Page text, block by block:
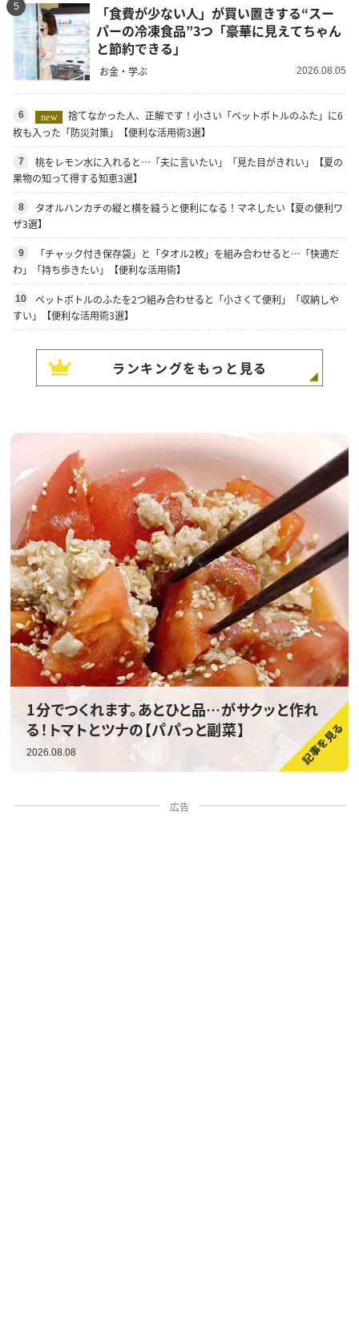
5
「食費が少ない人」が買い置きする“スー
パーの冷凍食品”3つ「豪華に見えてちゃん
と節約できる」
お金・学ぶ 2026.08.05
6 new
捨てなかった人、正解です！小さい「ペットボトルのふた」に6
枚も入った「防災対策」【便利な活用術3選】
7
桃をレモン水に入れると…「夫に言いたい」「見た目がきれい」【夏の
果物の知って得する知恵3選】
8
タオルハンカチの縦と横を縫うと便利になる！マネしたい【夏の便利ワ
ザ3選】
9
「チャック付き保存袋」と「タオル2枚」を組み合わせると…「快適だ
わ」「持ち歩きたい」【便利な活用術】
10
ペットボトルのふたを2つ組み合わせると「小さくて便利」「収納しや
すい」【便利な活用術3選】
ランキングをもっと見る
1分でつくれます。あとひと品…がサクッと作れ
る！トマトとツナの【パパっと副菜】
2026.08.08
広告